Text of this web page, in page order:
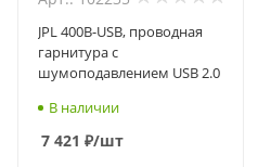
JPL 400B-USB, проводная
гарнитура с
шумоподавлением USB 2.0
В наличии
7 421 ₽/шт